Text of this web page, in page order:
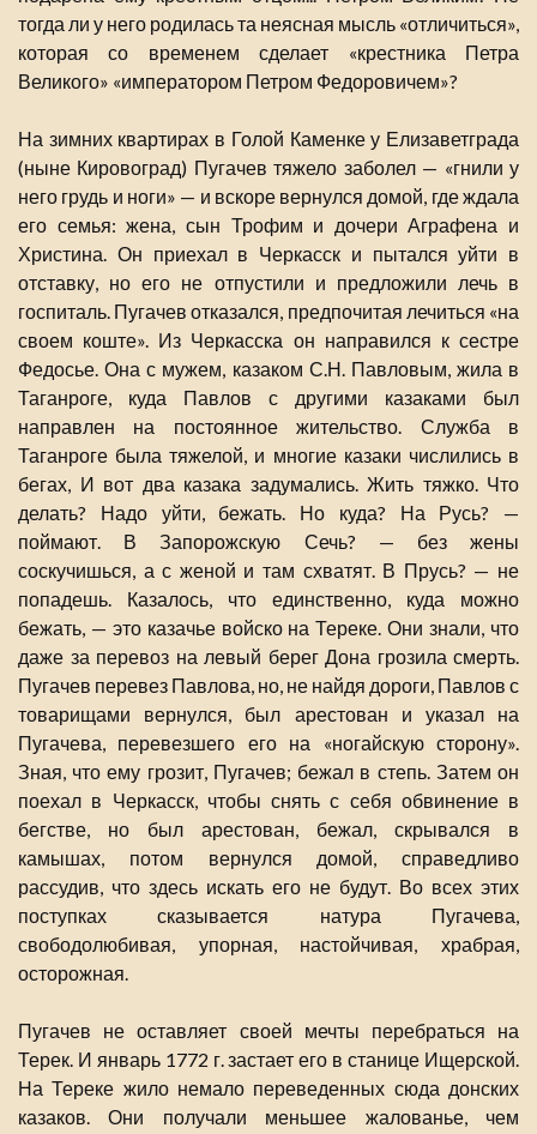
тогда ли у него родилась та неясная мысль «отличиться»,
которая со временем сделает «крестника Петра
Великого» «императором Петром Федоровичем»?
На зимних квартирах в Голой Каменке у Елизаветграда
(ныне Кировоград) Пугачев тяжело заболел — «гнили у
него грудь и ноги» — и вскоре вернулся домой, где ждала
его семья: жена, сын Трофим и дочери Аграфена и
Христина. Он приехал в Черкасск и пытался уйти в
отставку, но его не отпустили и предложили лечь в
госпиталь. Пугачев отказался, предпочитая лечиться «на
своем коште». Из Черкасска он направился к сестре
Федосье. Она с мужем, казаком С.Н. Павловым, жила в
Таганроге, куда Павлов с другими казаками был
направлен на постоянное жительство. Служба в
Таганроге была тяжелой, и многие казаки числились в
бегах, И вот два казака задумались. Жить тяжко. Что
делать? Надо уйти, бежать. Но куда? На Русь? —
поймают. В Запорожскую Сечь? — без жены
соскучишься, а с женой и там схватят. В Прусь? — не
попадешь. Казалось, что единственно, куда можно
бежать, — это казачье войско на Тереке. Они знали, что
даже за перевоз на левый берег Дона грозила смерть.
Пугачев перевез Павлова, но, не найдя дороги, Павлов с
товарищами вернулся, был арестован и указал на
Пугачева, перевезшего его на «ногайскую сторону».
Зная, что ему грозит, Пугачев; бежал в степь. Затем он
поехал в Черкасск, чтобы снять с себя обвинение в
бегстве, но был арестован, бежал, скрывался в
камышах, потом вернулся домой, справедливо
рассудив, что здесь искать его не будут. Во всех этих
поступках сказывается натура Пугачева,
свободолюбивая, упорная, настойчивая, храбрая,
осторожная.
Пугачев не оставляет своей мечты перебраться на
Терек. И январь 1772 г. застает его в станице Ищерской.
На Тереке жило немало переведенных сюда донских
казаков. Они получали меньшее жалованье, чем